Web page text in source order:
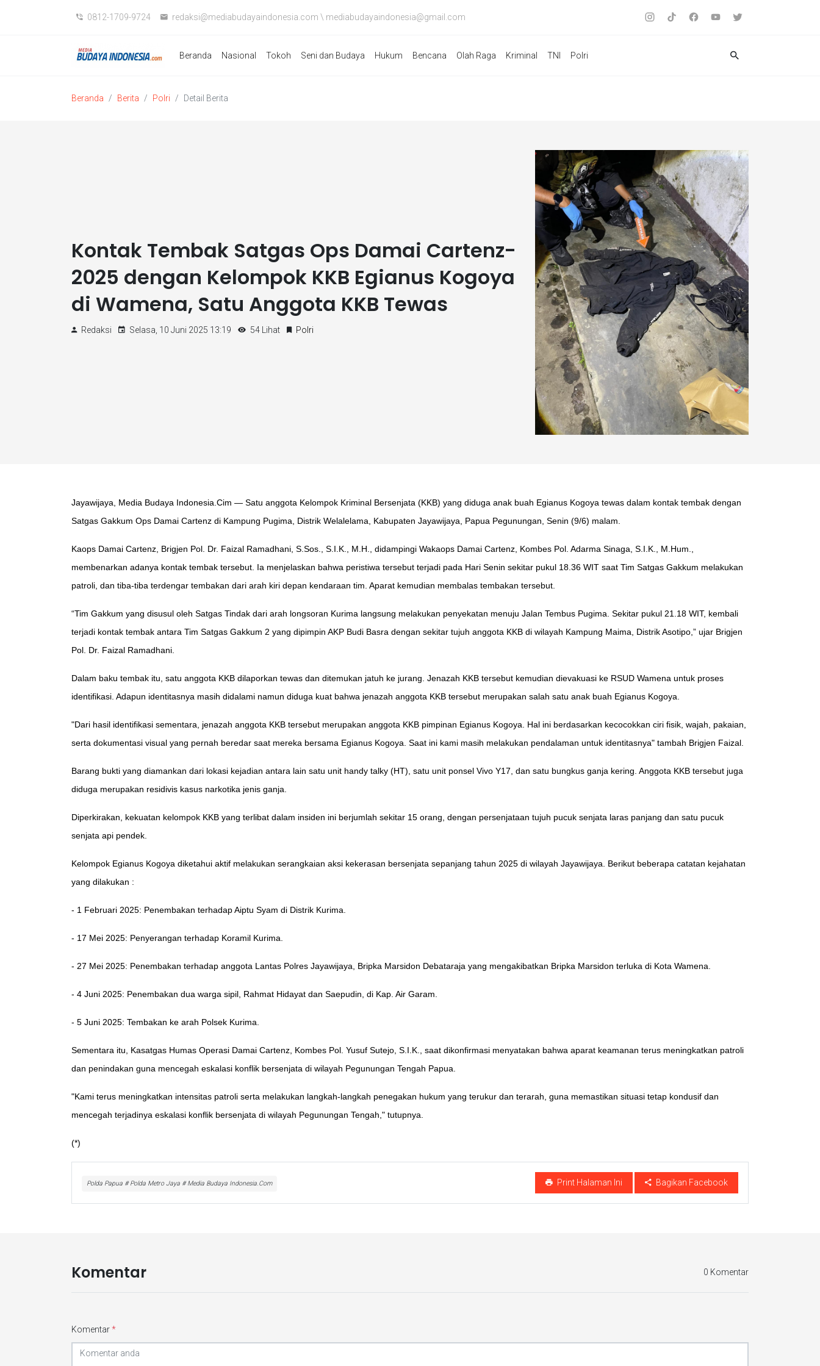
0812-1709-9724 redaksi@mediabudayaindonesia.com \ mediabudayaindonesia@gmail.com
Beranda Nasional Tokoh Seni dan Budaya Hukum Bencana Olah Raga Kriminal TNI Polri
Beranda Berita Polri Detail Berita
Kontak Tembak Satgas Ops Damai Cartenz-
2025 dengan Kelompok KKB Egianus Kogoya
di Wamena, Satu Anggota KKB Tewas
Redaksi Selasa, 10 Juni 2025 13:19 54 Lihat Polri
Jayawijaya, Media Budaya Indonesia.Cim — Satu anggota Kelompok Kriminal Bersenjata (KKB) yang diduga anak buah Egianus Kogoya tewas dalam kontak tembak dengan
Satgas Gakkum Ops Damai Cartenz di Kampung Pugima, Distrik Welalelama, Kabupaten Jayawijaya, Papua Pegunungan, Senin (9/6) malam.
Kaops Damai Cartenz, Brigjen Pol. Dr. Faizal Ramadhani, S.Sos., S.I.K., M.H., didampingi Wakaops Damai Cartenz, Kombes Pol. Adarma Sinaga, S.I.K., M.Hum.,
membenarkan adanya kontak tembak tersebut. Ia menjelaskan bahwa peristiwa tersebut terjadi pada Hari Senin sekitar pukul 18.36 WIT saat Tim Satgas Gakkum melakukan
patroli, dan tiba-tiba terdengar tembakan dari arah kiri depan kendaraan tim. Aparat kemudian membalas tembakan tersebut.
“Tim Gakkum yang disusul oleh Satgas Tindak dari arah longsoran Kurima langsung melakukan penyekatan menuju Jalan Tembus Pugima. Sekitar pukul 21.18 WIT, kembali
terjadi kontak tembak antara Tim Satgas Gakkum 2 yang dipimpin AKP Budi Basra dengan sekitar tujuh anggota KKB di wilayah Kampung Maima, Distrik Asotipo,” ujar Brigjen
Pol. Dr. Faizal Ramadhani.
Dalam baku tembak itu, satu anggota KKB dilaporkan tewas dan ditemukan jatuh ke jurang. Jenazah KKB tersebut kemudian dievakuasi ke RSUD Wamena untuk proses
identifikasi. Adapun identitasnya masih didalami namun diduga kuat bahwa jenazah anggota KKB tersebut merupakan salah satu anak buah Egianus Kogoya.
"Dari hasil identifikasi sementara, jenazah anggota KKB tersebut merupakan anggota KKB pimpinan Egianus Kogoya. Hal ini berdasarkan kecocokkan ciri fisik, wajah, pakaian,
serta dokumentasi visual yang pernah beredar saat mereka bersama Egianus Kogoya. Saat ini kami masih melakukan pendalaman untuk identitasnya" tambah Brigjen Faizal.
Barang bukti yang diamankan dari lokasi kejadian antara lain satu unit handy talky (HT), satu unit ponsel Vivo Y17, dan satu bungkus ganja kering. Anggota KKB tersebut juga
diduga merupakan residivis kasus narkotika jenis ganja.
Diperkirakan, kekuatan kelompok KKB yang terlibat dalam insiden ini berjumlah sekitar 15 orang, dengan persenjataan tujuh pucuk senjata laras panjang dan satu pucuk
senjata api pendek.
Kelompok Egianus Kogoya diketahui aktif melakukan serangkaian aksi kekerasan bersenjata sepanjang tahun 2025 di wilayah Jayawijaya. Berikut beberapa catatan kejahatan
yang dilakukan :
- 1 Februari 2025: Penembakan terhadap Aiptu Syam di Distrik Kurima.
- 17 Mei 2025: Penyerangan terhadap Koramil Kurima.
- 27 Mei 2025: Penembakan terhadap anggota Lantas Polres Jayawijaya, Bripka Marsidon Debataraja yang mengakibatkan Bripka Marsidon terluka di Kota Wamena.
- 4 Juni 2025: Penembakan dua warga sipil, Rahmat Hidayat dan Saepudin, di Kap. Air Garam.
- 5 Juni 2025: Tembakan ke arah Polsek Kurima.
Sementara itu, Kasatgas Humas Operasi Damai Cartenz, Kombes Pol. Yusuf Sutejo, S.I.K., saat dikonfirmasi menyatakan bahwa aparat keamanan terus meningkatkan patroli
dan penindakan guna mencegah eskalasi konflik bersenjata di wilayah Pegunungan Tengah Papua.
"Kami terus meningkatkan intensitas patroli serta melakukan langkah-langkah penegakan hukum yang terukur dan terarah, guna memastikan situasi tetap kondusif dan
mencegah terjadinya eskalasi konflik bersenjata di wilayah Pegunungan Tengah," tutupnya.
(*)
Polda Papua # Polda Metro Jaya # Media Budaya Indonesia.Com Print Halaman Ini Bagikan Facebook
Komentar 0 Komentar
Komentar*